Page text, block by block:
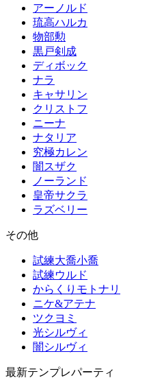
アーノルド
琉高ハルカ
物部勲
黒戸剣成
ディボック
ナラ
キャサリン
クリストフ
ニーナ
ナタリア
究極カレン
闇スザク
ノーランド
皇帝サクラ
ラズベリー
その他
試練大喬小喬
試練ウルド
からくりモトナリ
ニケ&アテナ
ツクヨミ
光シルヴィ
闇シルヴィ
最新テンプレパーティ